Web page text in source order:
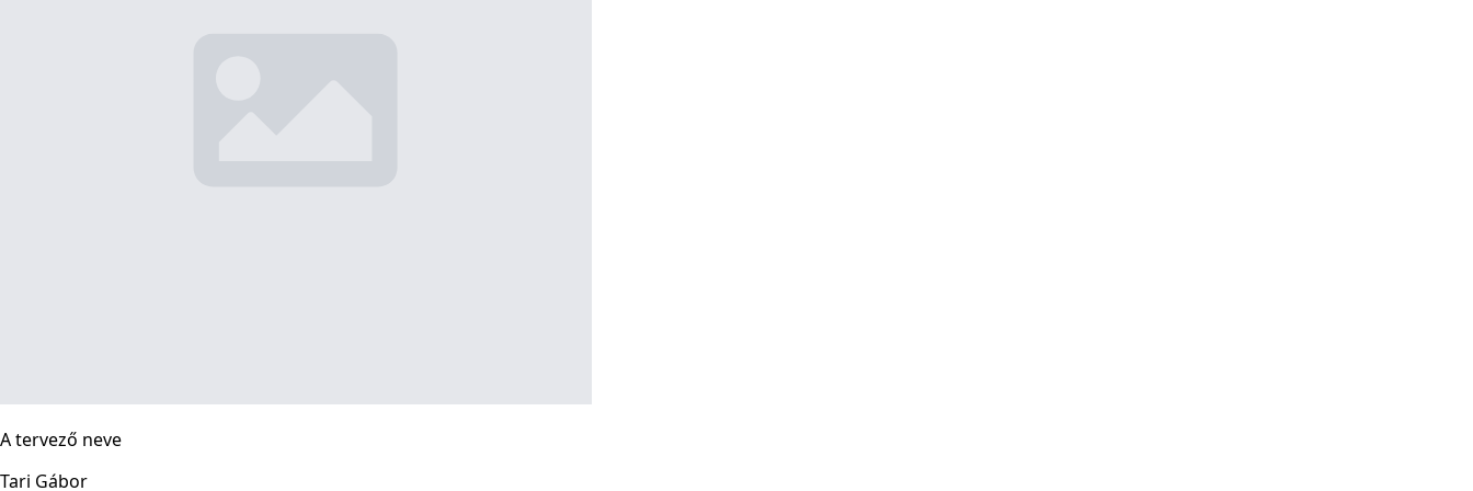
A tervező neve
Tari Gábor